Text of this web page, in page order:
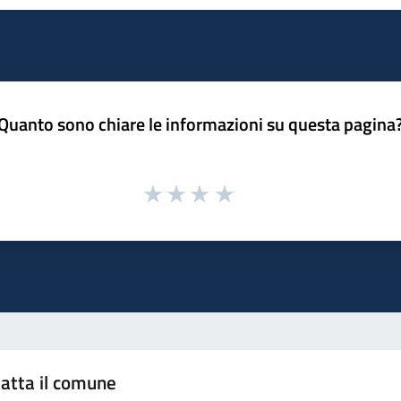
sono chiare le informazioni su questa
il comune